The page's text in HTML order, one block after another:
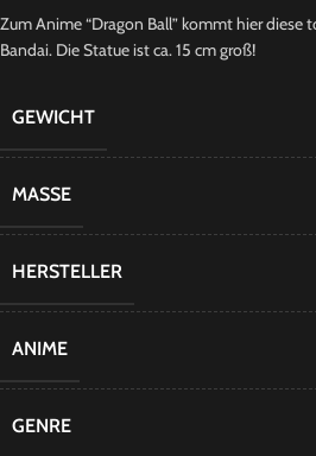
Zum Anime “Dragon Ball” kommt hier diese
Bandai. Die Statue ist ca. 15 cm groß!
GEWICHT
MASSE
HERSTELLER
ANIME
GENRE